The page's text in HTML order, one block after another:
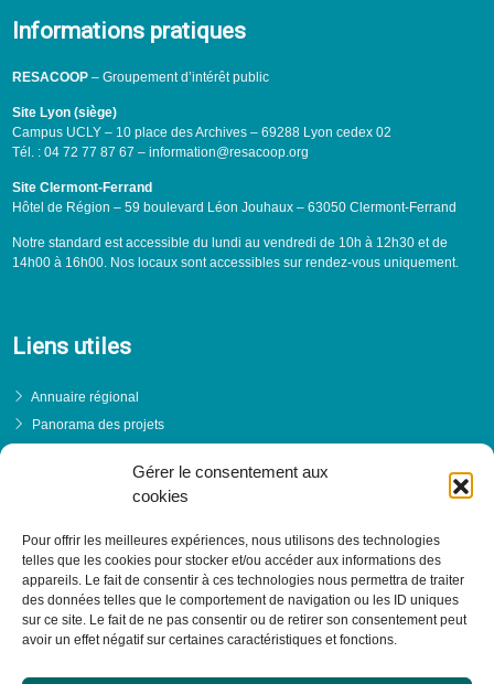
Gérer le consentement aux
cookies
Pour offrir les meilleures expériences, nous utilisons des technologies
telles que les cookies pour stocker et/ou accéder aux informations des
appareils. Le fait de consentir à ces technologies nous permettra de traiter
des données telles que le comportement de navigation ou les ID uniques
sur ce site. Le fait de ne pas consentir ou de retirer son consentement peut
avoir un effet négatif sur certaines caractéristiques et fonctions.
Informations pratiques
RESACOOP– Groupement d’intérêt public
Site Lyon (siège)
Campus UCLY – 10 place des Archives – 69288 Lyon cedex 02
Tél. : 04 72 77 87 67 – information@resacoop.org
Site Clermont-Ferrand
Hôtel de Région – 59 boulevard Léon Jouhaux – 63050 Clermont-Ferrand
Notre standard est accessible du lundi au vendredi de 10h à 12h30 et de
14h00 à 16h00. Nos locaux sont accessibles sur rendez-vous uniquement.
Liens utiles
Annuaire régional
Panorama des projets